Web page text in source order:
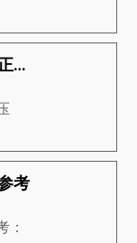
三种防爆电机知识：正压型、无火花型、粉尘防爆电机
考
：